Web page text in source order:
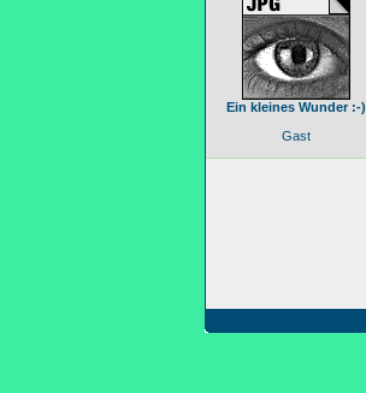
Ein kleines Wunder :-)
Gast